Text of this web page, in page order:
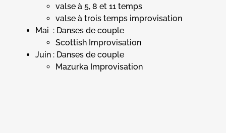
valse à 5, 8 et 11 temps
valse à trois temps improvisation
Mai : Danses de couple
Scottish Improvisation
Juin : Danses de couple
Mazurka Improvisation